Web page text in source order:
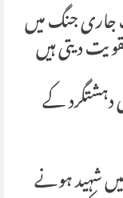
جاری جنگ میں
دیتی ہیں
کے
شہید ہونے